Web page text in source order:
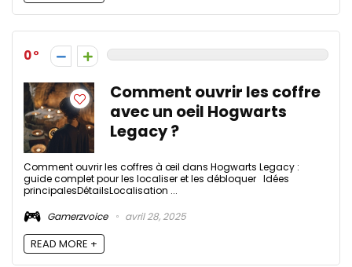
0
Comment ouvrir les coffre
avec un oeil Hogwarts
Legacy ?
Comment ouvrir les coffres à œil dans Hogwarts Legacy :
guide complet pour les localiser et les débloquer Idées
principalesDétailsLocalisation ...
Gamerzvoice
avril 28, 2025
READ MORE +